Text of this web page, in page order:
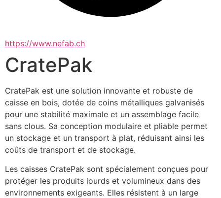
https://www.nefab.ch
CratePak
CratePak est une solution innovante et robuste de
caisse en bois, dotée de coins métalliques galvanisés
pour une stabilité maximale et un assemblage facile
sans clous. Sa conception modulaire et pliable permet
un stockage et un transport à plat, réduisant ainsi les
coûts de transport et de stockage.
Les caisses CratePak sont spécialement conçues pour
protéger les produits lourds et volumineux dans des
environnements exigeants. Elles résistent à un large